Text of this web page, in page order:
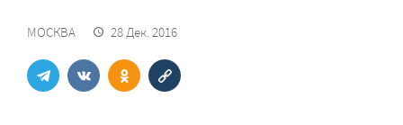
МОСКВА 28 Дек. 2016